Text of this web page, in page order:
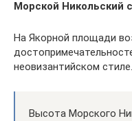
Морской Никольский
На Якорной площади
неовизантийском стиле.
Высота Морского